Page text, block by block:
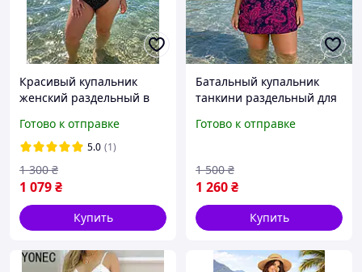
Красивый купальник
женский раздельный в
с пуш-ап. размер 3XL
Готово к отправке
5.0 (1)
1 079₴
1 300 ₴
Купить
Батальный купальник
танкини раздельный для
красивый узор, размер 5,
Готово к отправке
1 260₴
1 500 ₴
Купить